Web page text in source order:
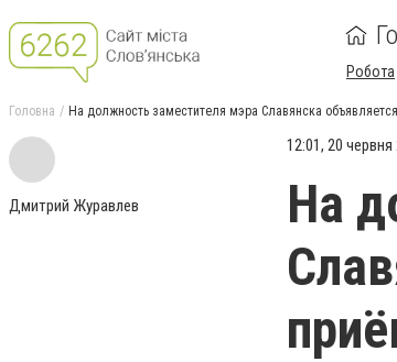
Робота
Головна На должность заместителя мэра Славянска
Дмитрий Журавлев
12:01, 20 червня
На